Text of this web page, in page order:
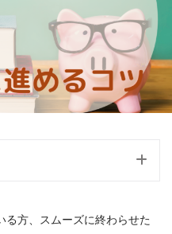
方、 スムーズに終わらせた